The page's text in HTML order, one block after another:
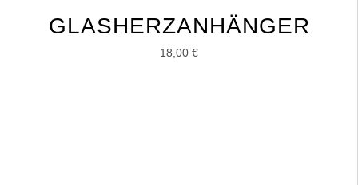
GLASHERZANHÄNGER
18,00 €